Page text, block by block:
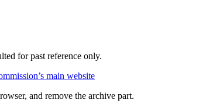
for past reference only.
main website
and remove the archive part.